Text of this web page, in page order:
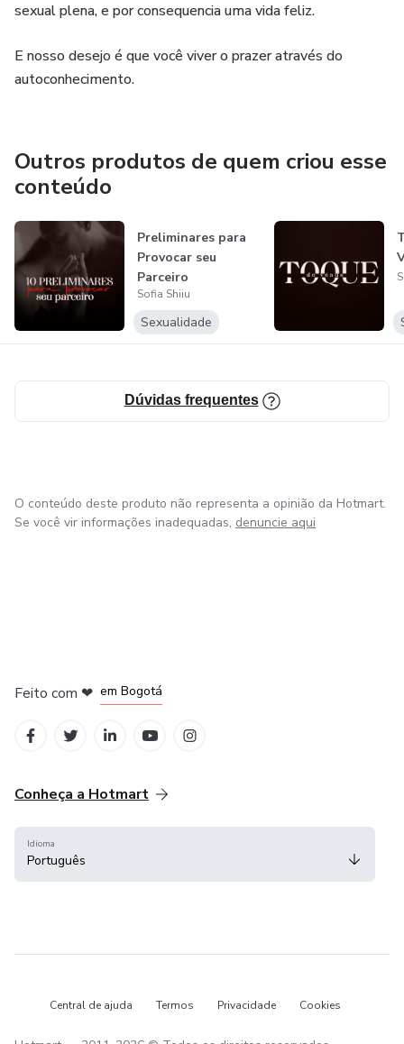
sexual plena, e por consequencia uma vida feliz.
E nosso desejo é que você viver o prazer através do
autoconhecimento.
Outros produtos de quem criou esse
conteúdo
Preliminares para
Provocar seu
Parceiro
Sofia Shiiu
Sexualidade
Dúvidas frequentes
O conteúdo deste produto não representa a opinião da Hotmart.
Se você vir informações inadequadas, denuncie aqui
Feito com ❤ em Bogotá
Conheça a Hotmart
Idioma
Português
Central de ajuda Termos Privacidade Cookies